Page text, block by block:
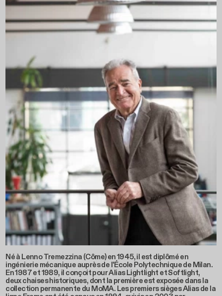
Né à Lenno Tremezzina (Côme) en 1945, il est diplômé en
ingénierie mécanique auprès de l'École Polytechnique de Milan.
En 1987 et 1989, il conçoit pour Alias Lightlight et Softlight,
deux chaises historiques, dont la première est exposée dans la
collection permanente du MoMA. Les premiers sièges Alias de la